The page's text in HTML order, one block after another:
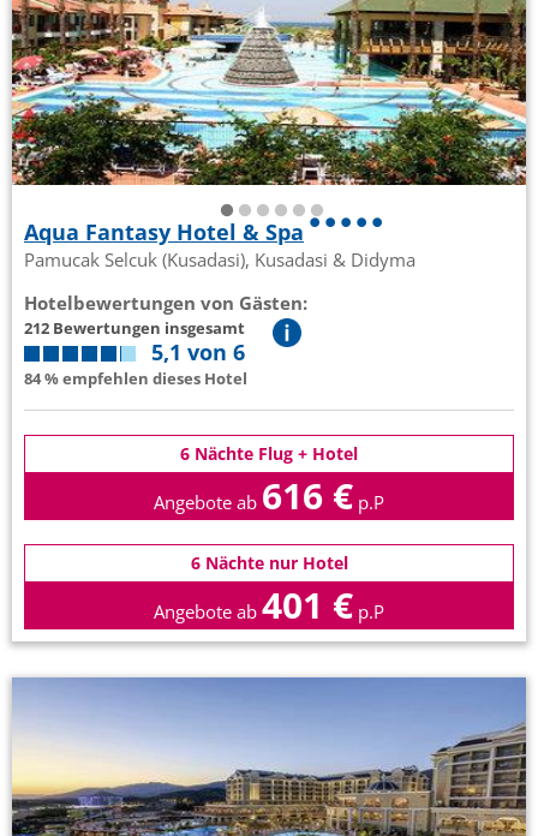
Aqua Fantasy Hotel & Spa
Pamucak Selcuk (Kusadasi), Kusadasi & Didyma
Hotelbewertungen von Gästen:
212 Bewertungen insgesamt
5,1 von 6
84 % empfehlen dieses Hotel
6 Nächte Flug + Hotel
Angebote ab 616 € p.P
6 Nächte nur Hotel
Angebote ab 401 € p.P